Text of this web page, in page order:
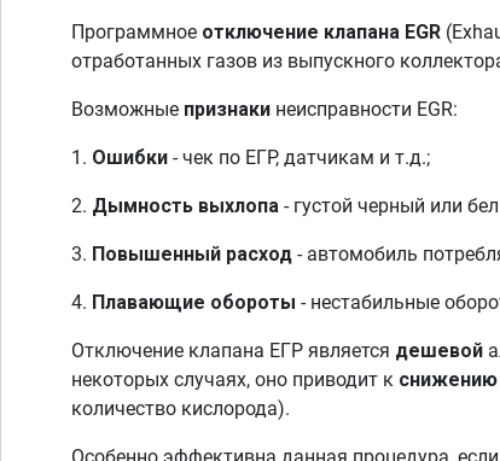
Программное отключение клапана EGR
отработанных газов из выпускного
Возможные признаки неисправности EGR:
1. Ошибки - чек по ЕГР, датчикам и т.д.;
2. Дымность выхлопа - густой черный или
3. Повышенный расход - автомобиль
4. Плавающие обороты - нестабильные
Отключение клапана ЕГР является дешевой
некоторых случаях, оно приводит к снижению
количество кислорода).